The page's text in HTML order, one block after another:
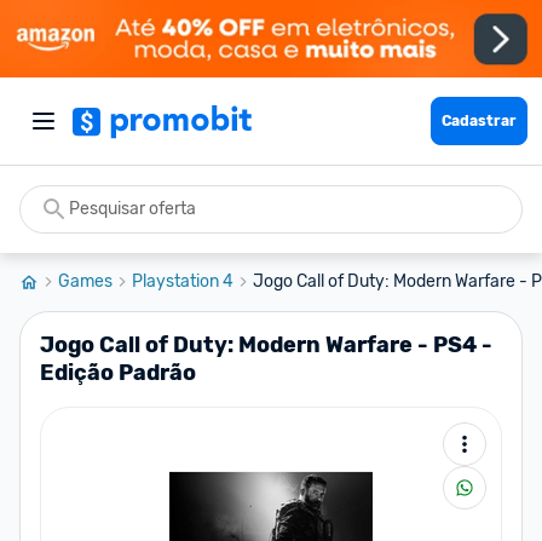
Cadastrar
Games Playstation 4 Jogo Call of Duty: Modern Warfare -
Jogo Call of Duty: Modern Warfare - PS4 -
Edição Padrão